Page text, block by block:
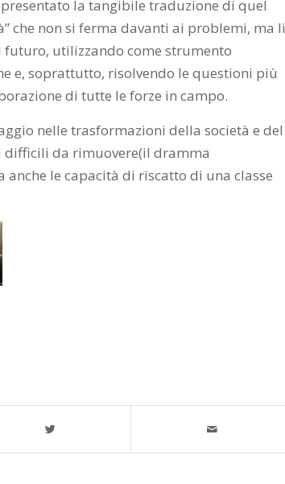
la tangibile traduzione di quel
che non si ferma davanti ai problemi, ma li
utilizzando come strumento
e, soprattutto, risolvendo le questioni più
di tutte le forze in campo.
nelle trasformazioni della società e del
da rimuovere(il dramma
anche le capacità di riscatto di una classe